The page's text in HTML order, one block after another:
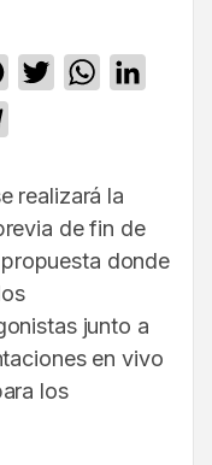
Facebook
TwitterWhatsApp
realizará la
de fin de
donde
junto a
en vivo
los